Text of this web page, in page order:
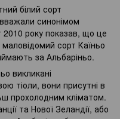
білий сорт
синонімом
року показав, що це
маловідомий сорт Каїньо
за Альбаріньо.
викликані
тіоли, вони присутні в
прохолодним кліматом.
та Нової Зеландії, або